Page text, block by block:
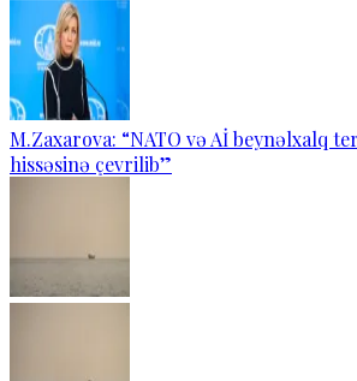
M.Zaxarova: “NATO və Aİ beynəlxalq
hissəsinə çevrilib”